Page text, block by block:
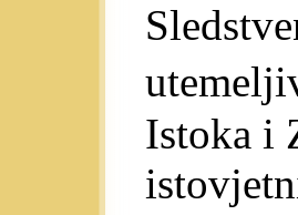
Istoka i